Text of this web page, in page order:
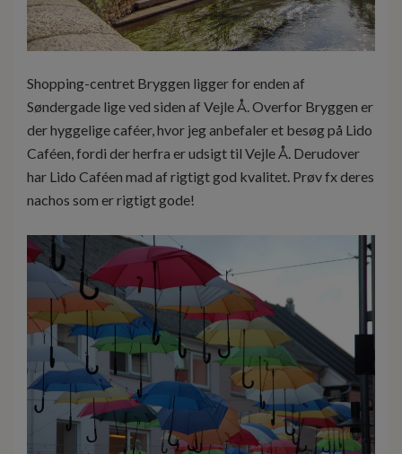
Shopping-centret Bryggen ligger for enden af
Søndergade lige ved siden af Vejle Å. Overfor Bryggen er
der hyggelige caféer, hvor jeg anbefaler et besøg på Lido
Caféen, fordi der herfra er udsigt til Vejle Å. Derudover
har Lido Caféen mad af rigtigt god kvalitet. Prøv fx deres
nachos som er rigtigt gode!